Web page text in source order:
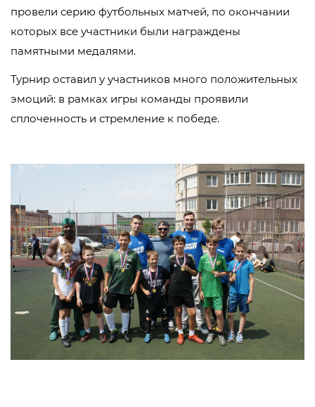
провели серию футбольных матчей, по окончании
которых все участники были награждены
памятными медалями.
Турнир оставил у участников много положительных
эмоций: в рамках игры команды проявили
сплоченность и стремление к победе.